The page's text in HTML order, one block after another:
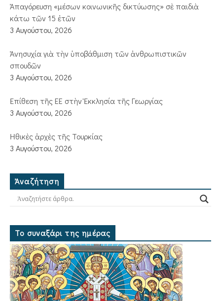
Ἀπαγόρευση «μέσων κοινωνικῆς δικτύωσης» σὲ παιδιὰ
κάτω τῶν 15 ἐτῶν
3 Αυγούστου, 2026
Ἀνησυχία γιὰ τὴν ὑποβάθμιση τῶν ἀνθρωπιστικῶν
σπουδῶν
3 Αυγούστου, 2026
Ἐπίθεση τῆς ΕΕ στὴν Ἐκκλησία τῆς Γεωργίας
3 Αυγούστου, 2026
Ἠθικὲς ἀρχὲς τῆς Τουρκίας
3 Αυγούστου, 2026
Ἀναζήτηση
Το συναξάρι της ημέρας